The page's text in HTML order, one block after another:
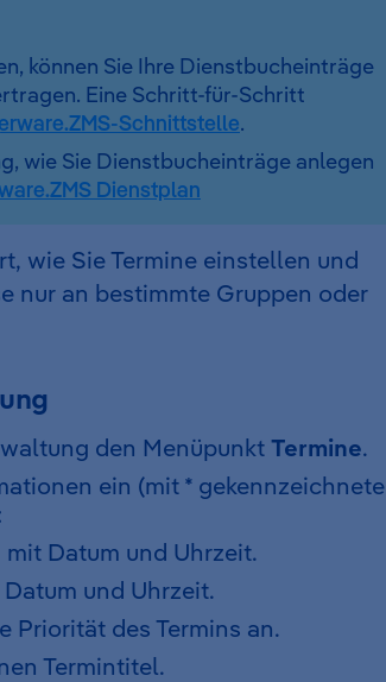
können Sie Ihre Dienstbucheinträge
Eine Schritt-für-Schritt
Schnittstelle.
wie Sie Dienstbucheinträge anlegen
Dienstplan
wie Sie Termine einstellen und
nur an bestimmte Gruppen oder
den Menüpunkt Termine.
ein (mit * gekennzeichnete
mit Datum und Uhrzeit.
und Uhrzeit.
Priorität des Termins an.
Termintitel.